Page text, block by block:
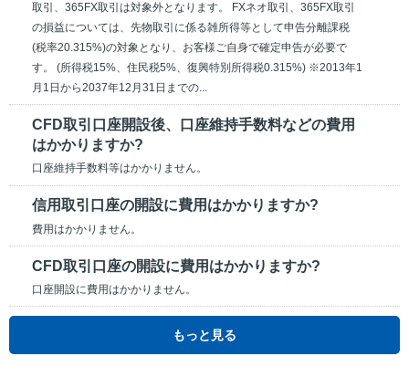
取引、365FX取引は対象外となります。 FXネオ取引、365FX取引
の損益については、先物取引に係る雑所得等として申告分離課税
(税率20.315%)の対象となり、お客様ご自身で確定申告が必要で
す。 (所得税15%、住民税5%、復興特別所得税0.315%) ※2013年1
月1日から2037年12月31日までの...
CFD取引口座開設後、口座維持手数料などの費用
はかかりますか?
口座維持手数料等はかかりません。
信用取引口座の開設に費用はかかりますか?
費用はかかりません。
CFD取引口座の開設に費用はかかりますか?
口座開設に費用はかかりません。
もっと見る